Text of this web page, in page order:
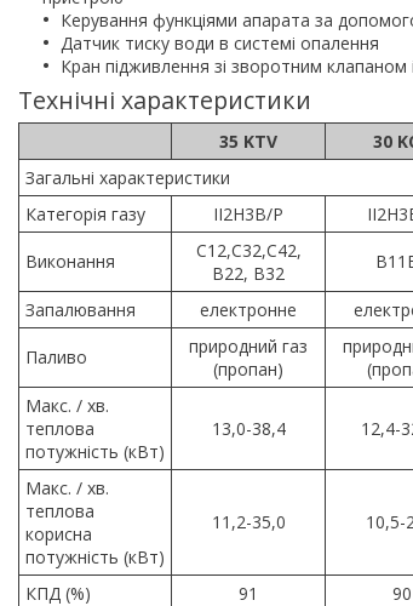
Керування функціями апарата за
Датчик тиску води в системі опалення
Кран підживлення зі зворотним клапаном
Технічні характеристики
35 KTV 30
Загальні характеристики
Категорія газу
II2H3B/P
Виконання
C12,C32,C42,
B22, B32
Запалювання
електронне
Паливо
природний газ
(пропан)
Макс. / хв.
теплова
потужність (кВт)
13,0-38,4 12,4-
Макс. / хв.
теплова
корисна
потужність (кВт)
11,2-35,0 10,5-
КПД (%) 91 90